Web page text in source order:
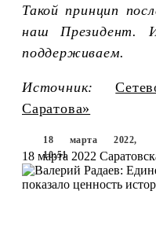
Такой принцип
наш Президент.
поддерживаем.
Источник:
Саратова»
18 марта 2022,
10:51
18 марта 2022